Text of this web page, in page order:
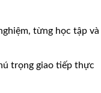
từng học tập và
trọng giao tiếp thực